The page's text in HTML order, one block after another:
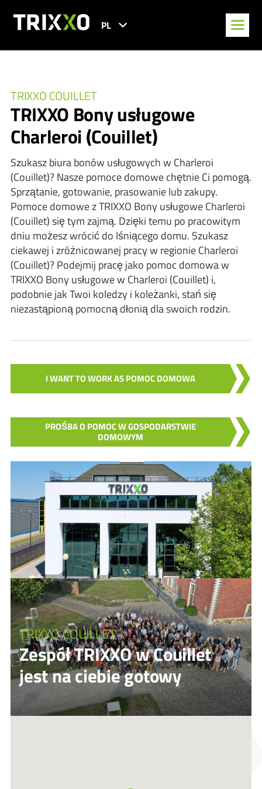
PL
TRIXXO COUILLET
TRIXXO Bony usługowe
Charleroi (Couillet)
Szukasz biura bonów usługowych w Charleroi
(Couillet)? Nasze pomoce domowe chętnie Ci pomogą.
Sprzątanie, gotowanie, prasowanie lub zakupy.
Pomoce domowe z TRIXXO Bony usługowe Charleroi
(Couillet) się tym zajmą. Dzięki temu po pracowitym
dniu możesz wrócić do lśniącego domu. Szukasz
ciekawej i zróżnicowanej pracy w regionie Charleroi
(Couillet)? Podejmij pracę jako pomoc domowa w
TRIXXO Bony usługowe w Charleroi (Couillet) i,
podobnie jak Twoi koledzy i koleżanki, stań się
niezastąpioną pomocną dłonią dla swoich rodzin.
I WANT TO WORK AS POMOC DOMOWA
PROŚBA O POMOC W GOSPODARSTWIE
DOMOWYM
TRIXXO COUILLET
Zespół TRIXXO w Couillet
jest na ciebie gotowy